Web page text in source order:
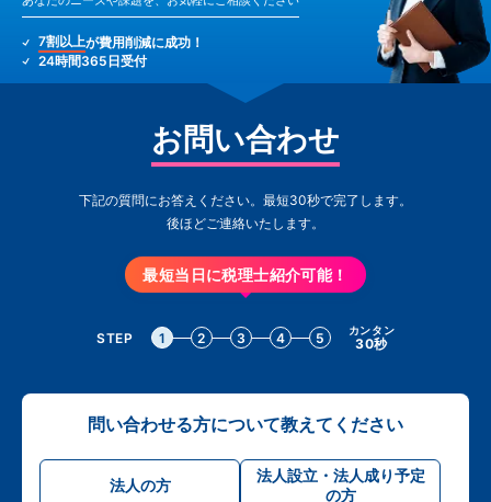
7割以上が費用削減に成功！
24時間365日受付
お問い合わせ
下記の質問にお答えください。最短30秒で完了します。
後ほどご連絡いたします。
最短当日に税理士紹介可能！
STEP 1 2 3 4 5 カンタン
30秒
問い合わせる方について教えてください
法人の方
法人設立・法人成り予定
の方